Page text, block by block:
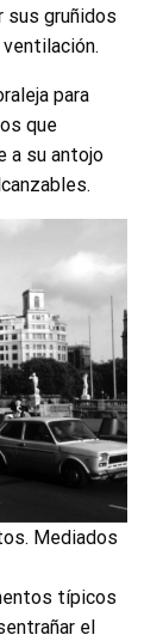
sus gruñidos
para
que
a su antojo
Mediados
típicos
el